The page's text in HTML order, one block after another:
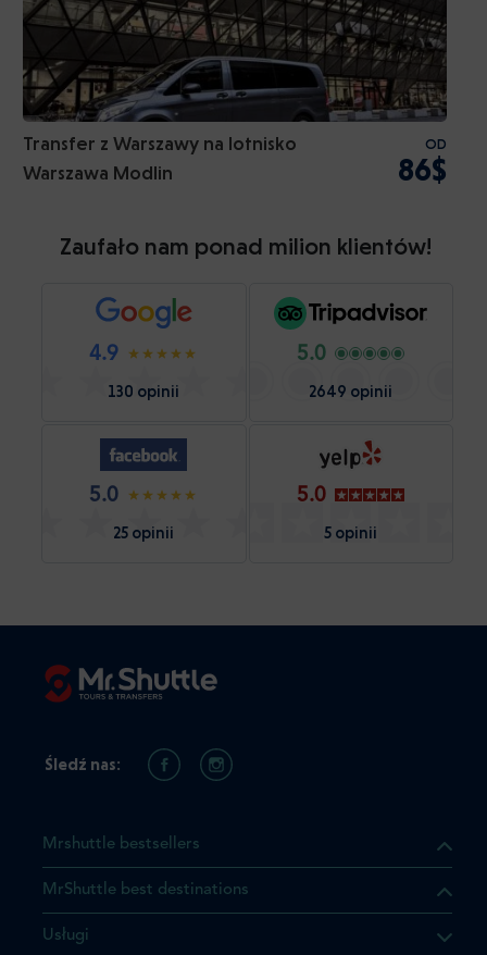
Transfer z Warszawy na lotnisko
Warszawa Modlin
OD
86$
Zaufało nam ponad milion klientów!
4.9
130 opinii
5.0
2649 opinii
5.0
25 opinii
5.0
5 opinii
którego szukasz jest już
Mrshuttle bestsellers
MrShuttle best destinations
Usługi
Śledź nas: